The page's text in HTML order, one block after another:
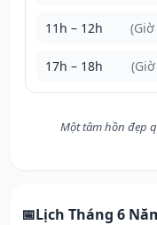
11h – 12h
17h – 18h
Một tâm hồn đẹp
Lịch Tháng 6